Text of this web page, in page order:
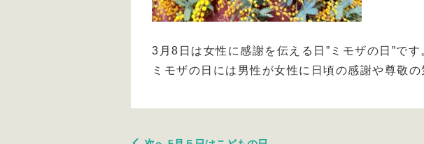
3月8日は女性に感謝を伝える日”ミモザの日”です
ミモザの日には男性が女性に日頃の感謝や尊敬